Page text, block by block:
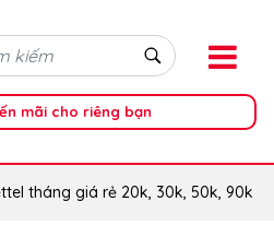
mãi cho riêng bạn
tháng giá rẻ 20k, 30k, 50k, 90k